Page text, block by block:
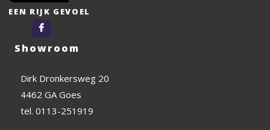
EEN RIJK GEVOEL
Showroom
Dirk Dronkersweg 20
4462 GA Goes
tel. 0113-251919